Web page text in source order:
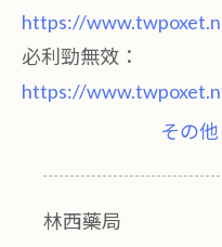
https://
必利勁無效：
https://
その他
林西藥局